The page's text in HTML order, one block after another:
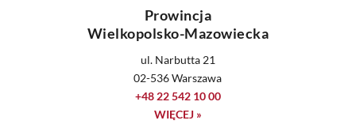
Prowincja
Wielkopolsko-Mazowiecka
ul. Narbutta 21
02-536 Warszawa
+48 22 542 10 00
WIĘCEJ »